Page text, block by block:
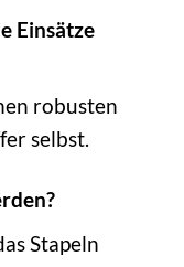
Einsätze
robusten
selbst.
Stapeln